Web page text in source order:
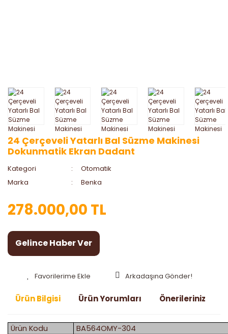
24 Çerçeveli Yatarlı Bal Süzme Makinesi
Dokunmatik Ekran Dadant
Kategori
Otomatik
Marka
Benka
278.000,00 TL
Gelince Haber Ver
Arkadaşına Gönder!
Ürün Bilgisi Ürün Yorumları Önerileriniz
Ürün Kodu
BA564OMY-304